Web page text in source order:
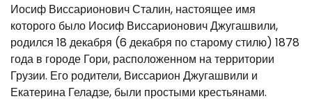
Иосиф Виссарионович Сталин, настоящее имя
которого было Иосиф Виссарионович Джугашвили,
родился 18 декабря (6 декабря по старому стилю) 1878
года в городе Гори, расположенном на территории
Грузии. Его родители, Виссарион Джугашвили и
Екатерина Геладзе, были простыми крестьянами.